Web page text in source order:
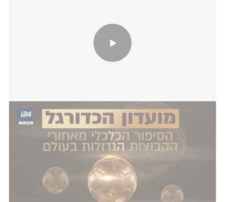
מועדוני הכדורגל העשירים בעולם: באיירן מינכן של דניאל פרץ על 5
עבור חבילות אירוח יוקרתיות באצטדיון, המחירים כבר
מטפסים ליותר מ-2,900 דולר. מנהל הטכנולוגיות
הראשי ומייסד-שותף של החברה, גיא קוגל, מסביר כי
העניין מצד הקהל הישראלי שרוצה ללוות את פרץ ברגע
השיא של הקריירה שלו הוא חסר תקדים.